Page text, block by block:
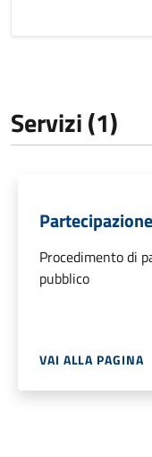
Servizi (1)
Procedimento di
pubblico
VAI ALLA PAGINA